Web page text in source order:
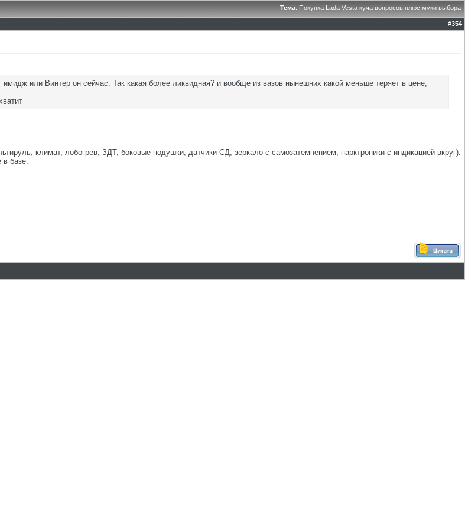
Тема: Покупка Lada Vesta куча вопросов плюс муки выбора
#354
или Винтер он сейчас. Так какая более ликвидная? и вообще из вазов нынешних какой меньше теряет в цене,
климат, лобогрев, ЗДТ, боковые подушки, датчики СД, зеркало с самозатемнением, парктроники с индикацией вкруг).
в базе: